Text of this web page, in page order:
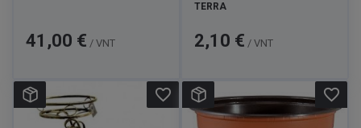
Kaina
41,00 € / VNT
TERRA
Kaina
2,10 € / VNT
favorite_border favorite_border